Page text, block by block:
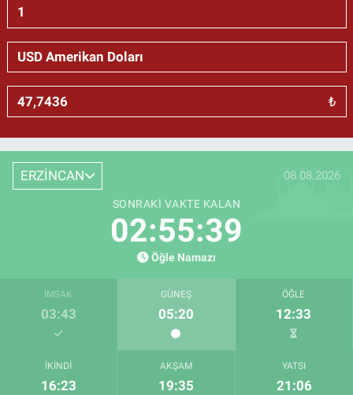
₺
ERZİNCAN 08.08.2026
SONRAKI VAKTE KALAN
02:55:38
Öğle Namazı
İMSAK
03:43
GÜNEŞ
05:20
ÖĞLE
12:33
İKINDI
16:23
AKŞAM
19:35
YATSI
21:06